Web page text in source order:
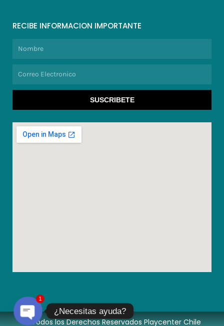
RECIBE INFORMACION IMPORTANTE
SUSCRIBETE
© Todos los Derechos Reservados Playcenter Chile
¿Necesitas ayuda?
1